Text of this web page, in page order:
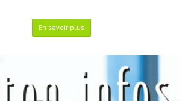
En savoir plus